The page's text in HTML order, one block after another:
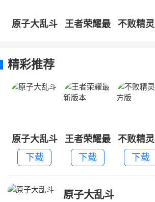
原子大乱斗
王者荣耀最
不败精
精彩推荐
原子大乱斗
下载
王者荣耀最
新版本
下载
不败精
方版
下载
原子大乱斗